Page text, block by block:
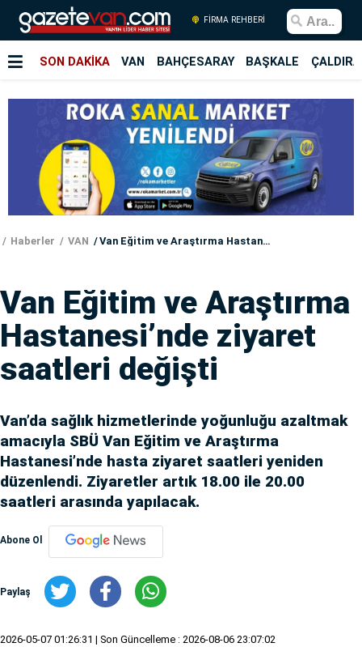
FİRMA REHBERİ
SON DAKİKA VAN BAHÇESARAY BAŞKALE
Haberler VAN Van Eğitim ve Araştırma Hastanesi’nde ziyaret saatleri değişti
Van Eğitim ve Araştırma
Hastanesi’nde ziyaret
saatleri değişti
Van’da sağlık hizmetlerinde yoğunluğu azaltmak
amacıyla SBÜ Van Eğitim ve Araştırma
Hastanesi’nde hasta ziyaret saatleri yeniden
düzenlendi. Ziyaretler artık 18.00 ile 20.00
saatleri arasında yapılacak.
Abone Ol
Paylaş
2026-05-07 01:26:31 | Son Güncelleme : 2026-08-06 23:07:02